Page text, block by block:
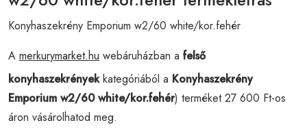
Konyhaszekrény Emporium w2/60 white/kor.fehér
A merkurymarket.hu webáruházban a felső
konyhaszekrényekkategóriából a Konyhaszekrény
Emporium w2/60 white/kor.fehér) terméket 27 600 Ft-os
áron vásárolhatod meg.